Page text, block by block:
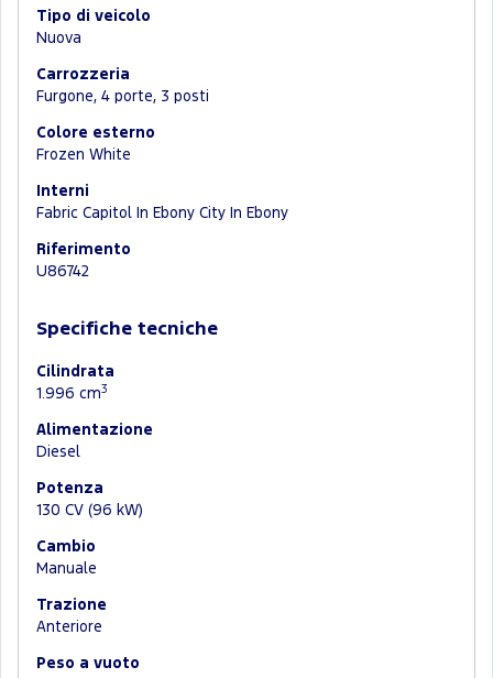
Tipo di veicolo
Nuova
Carrozzeria
Furgone, 4 porte, 3 posti
Colore esterno
Frozen White
Interni
Fabric Capitol In Ebony City In Ebony
Riferimento
U86742
Specifiche tecniche
Cilindrata
1.996 cm3
Alimentazione
Diesel
Potenza
130 CV (96 kW)
Cambio
Manuale
Trazione
Anteriore
Peso a vuoto